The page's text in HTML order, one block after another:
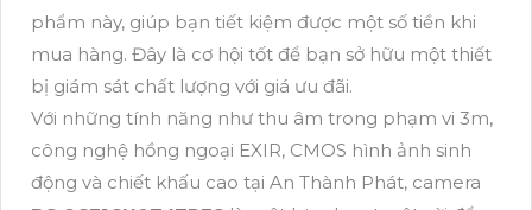
phẩm này, giúp bạn tiết kiệm được một số tiền khi
mua hàng. Đây là cơ hội tốt để bạn sở hữu một thiết
bị giám sát chất lượng với giá ưu đãi.
Với những tính năng như thu âm trong phạm vi 3m,
công nghệ hồng ngoại EXIR, CMOS hình ảnh sinh
động và chiết khấu cao tại An Thành Phát, camera